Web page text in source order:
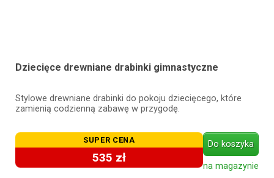
Dziecięce drewniane drabinki gimnastyczne
Stylowe drewniane drabinki do pokoju dziecięcego, które
zamienią codzienną zabawę w przygodę.
SUPER CENA
535 zł
Do koszyka
na magazynie